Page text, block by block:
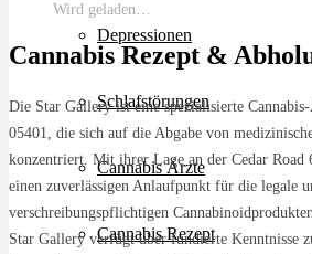
Depressionen
Schlafstörungen
Cannabis Ärzte
Cannabis Rezept
Wird geladen…
Cannabis Rezept &
Die Star Gallery ist eine spezialisierte
05401, die sich auf die Abgabe von
konzentriert. Mit ihrer Lage an der Cedar Road
einen zuverlässigen Anlaufpunkt für die legale
verschreibungspflichtigen
Star Gallery verfügt über fundierte Kenntnisse